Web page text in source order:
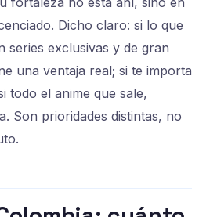
Dicho claro: si lo que
series exclusivas y de gran
una ventaja real; si te importa
todo el anime que sale,
Son prioridades distintas, no